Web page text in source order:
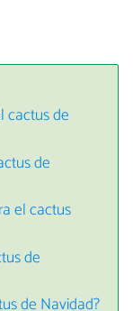
cactus de
de
el cactus
de
de Navidad?